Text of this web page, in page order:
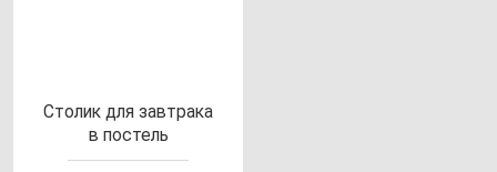
Сто­лик для зав­тра­ка
в пос­тель